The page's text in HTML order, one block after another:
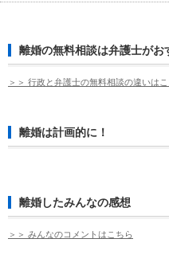
離婚の無料相談は弁護士がお
＞＞ 行政と弁護士の無料相談の違いは
離婚は計画的に！
離婚したみんなの感想
＞＞ みんなのコメントはこちら